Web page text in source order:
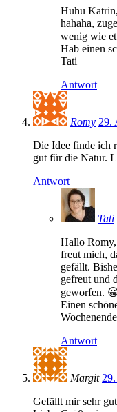
Huhu Katrin,
hahaha,
wenig wie
Hab einen
Tati
Antwort
Romy 29.
Die Idee finde ich
gut für die Natur.
Antwort
Tati
Hallo Romy,
freut mich,
gefällt.
gefreut und
geworfen.
Einen
Antwort
Margit
Gefällt mir sehr